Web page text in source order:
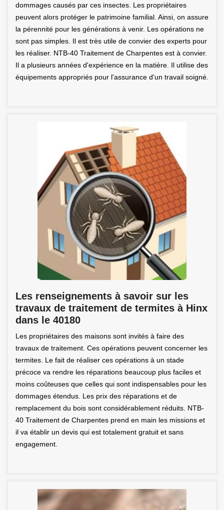
dommages causés par ces insectes. Les propriétaires
peuvent alors protéger le patrimoine familial. Ainsi, on assure
la pérennité pour les générations à venir. Les opérations ne
sont pas simples. Il est très utile de convier des experts pour
les réaliser. NTB-40 Traitement de Charpentes est à convier.
Il a plusieurs années d'expérience en la matière. Il utilise des
équipements appropriés pour l'assurance d'un travail soigné.
Les renseignements à savoir sur les
travaux de traitement de termites à Hinx
dans le 40180
Les propriétaires des maisons sont invités à faire des
travaux de traitement. Ces opérations peuvent concerner les
termites. Le fait de réaliser ces opérations à un stade
précoce va rendre les réparations beaucoup plus faciles et
moins coûteuses que celles qui sont indispensables pour les
dommages étendus. Les prix des réparations et de
remplacement du bois sont considérablement réduits. NTB-
40 Traitement de Charpentes prend en main les missions et
il va établir un devis qui est totalement gratuit et sans
engagement.